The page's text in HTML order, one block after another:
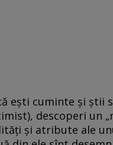
eşti cuminte şi ştii
descoperi un
şi atribute ale